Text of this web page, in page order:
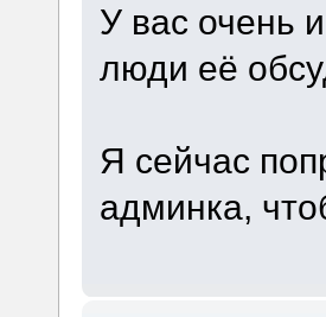
У вас очень
люди её
Я сейчас
админка,